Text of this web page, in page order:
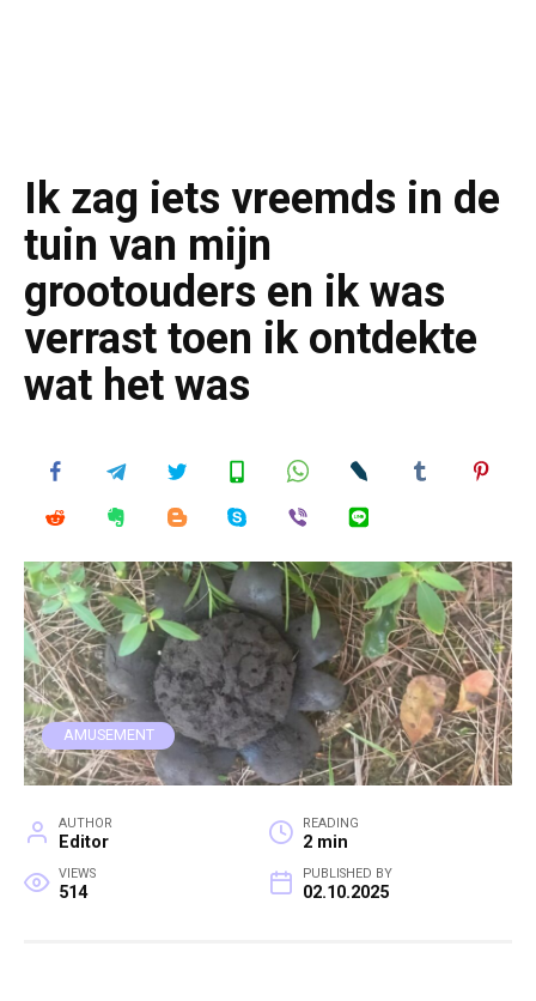
Ik zag iets vreemds in de
tuin van mijn
grootouders en ik was
verrast toen ik ontdekte
wat het was
AMUSEMENT
AUTHOR
Editor
READING
2 min
VIEWS
514
PUBLISHED BY
02.10.2025